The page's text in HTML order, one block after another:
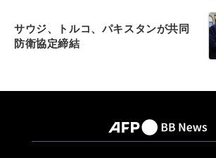
サウジ、トルコ、パキスタンが共同
防衛協定締結